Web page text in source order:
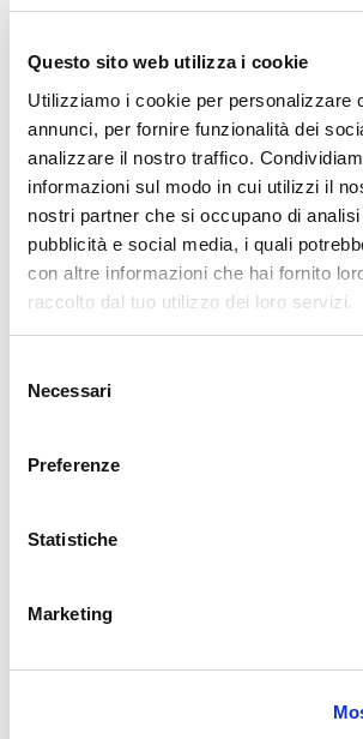
Questo sito web utilizza i cookie
Utilizziamo i cookie per personalizzare
annunci, per fornire funzionalità dei
analizzare il nostro traffico.
informazioni sul modo in cui utilizzi il
nostri partner che si occupano di
pubblicità e social media, i quali
con altre informazioni che hai fornito
raccolto dal tuo utilizzo dei loro servizi.
delNecessari
Preferenze
Statistiche
Marketing
sostituirsi in nessun modo a parere medico o
L’autore declina ogni responsabilità di effetti
risultanti dall’uso di tali informazioni e dalla
L’allenamento con sovraccarichi, a corpo
il trx, e con altri attrezzi può causare infortuni,
di prestare la massima attenzione e di eseguire
metodologie adatte al proprio livello di forma.
medico di fiducia prima di intraprendere
fisica o regime alimentare.
Facebook
Allenamento
definizione